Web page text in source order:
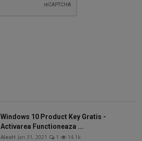
Windows 10 Product Key Gratis -
Activarea Functioneaza ...
AlexH Jan 31, 2021 1 14.1k